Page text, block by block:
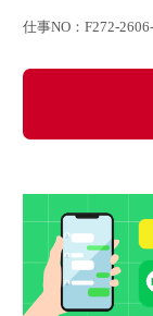
仕事NO：F272-